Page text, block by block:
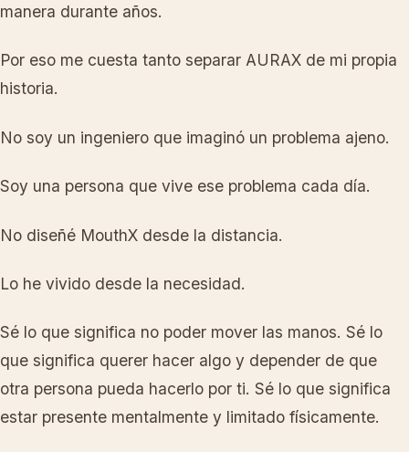
manera durante años.
Por eso me cuesta tanto separar AURAX de mi propia
historia.
No soy un ingeniero que imaginó un problema ajeno.
Soy una persona que vive ese problema cada día.
No diseñé MouthX desde la distancia.
Lo he vivido desde la necesidad.
Sé lo que significa no poder mover las manos. Sé lo
que significa querer hacer algo y depender de que
otra persona pueda hacerlo por ti. Sé lo que significa
estar presente mentalmente y limitado físicamente.